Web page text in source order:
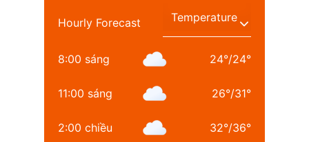
Hourly Forecast
8:00 sáng 24°/24°
11:00 sáng 26°/31°
2:00 chiều 32°/36°